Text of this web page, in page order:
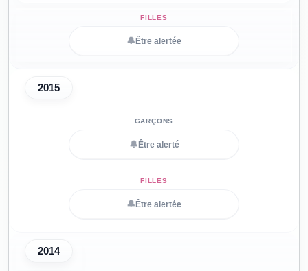
🔔 Être alertée
2015
🔔 Être alerté
🔔 Être alertée
2014